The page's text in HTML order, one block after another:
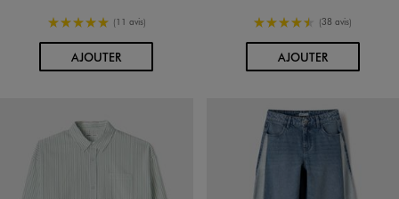
5/5 de moyenne
(11 avis)
AJOUTERAU PANIER
4.5/5 de moyenne
(38 avis)
AJOUTERAU PANIER